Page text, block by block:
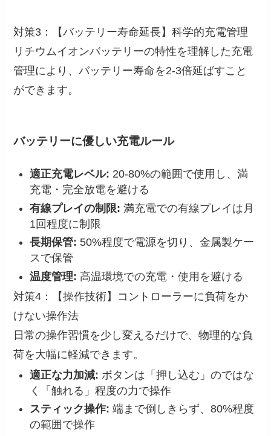
対策3：【バッテリー寿命延長】科学的充電管理
リチウムイオンバッテリーの特性を理解した充電
管理により、バッテリー寿命を2-3倍延ばすこと
ができます。
バッテリーに優しい充電ルール
適正充電レベル: 20-80%の範囲で使用し、満
充電・完全放電を避ける
有線プレイの制限: 満充電での有線プレイは月
1回程度に制限
長期保管: 50%程度で電源を切り、金属製ケー
スで保管
温度管理: 高温環境での充電・使用を避ける
対策4：【操作技術】コントローラーに負荷をか
けない操作法
日常の操作習慣を少し変えるだけで、物理的な負
荷を大幅に軽減できます。
適正な力加減: ボタンは「押し込む」のではな
く「触れる」程度の力で操作
スティック操作: 端まで倒しきらず、80%程度
の範囲で操作